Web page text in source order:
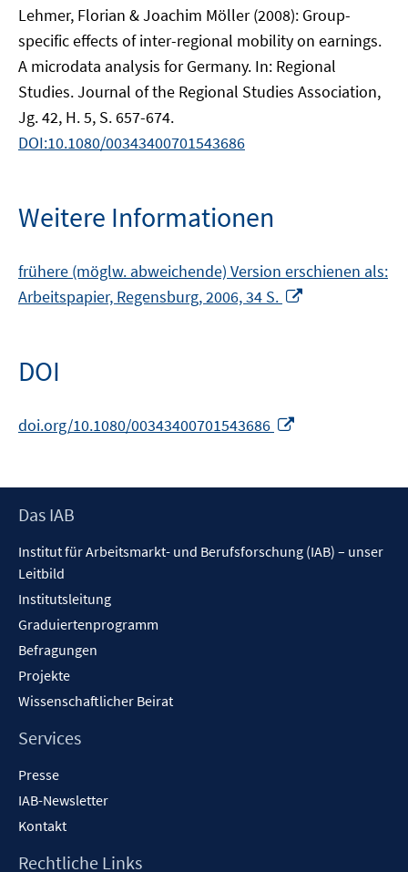
Lehmer, Florian & Joachim Möller (2008): Group-
specific effects of inter-regional mobility on earnings.
A microdata analysis for Germany. In: Regional
Studies. Journal of the Regional Studies Association,
Jg. 42, H. 5, S. 657-674.
DOI:10.1080/00343400701543686
Weitere Informationen
frühere (möglw. abweichende) Version erschienen als:
Arbeitspapier, Regensburg, 2006, 34 S.
DOI
doi.org/10.1080/00343400701543686
öffnen
Footer
Das IAB
Institut für Arbeitsmarkt- und Berufsforschung (IAB) – unser
Leitbild
Institutsleitung
Graduiertenprogramm
Befragungen
Projekte
Wissenschaftlicher Beirat
Services
Presse
IAB-Newsletter
Kontakt
Rechtliche Links